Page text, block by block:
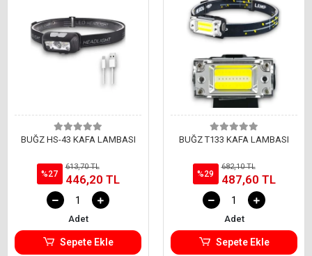
BUĞZ HS-43 KAFA LAMBASI
%27
613,70 TL
446,20 TL
Adet
Sepete Ekle
BUĞZ T133 KAFA LAMBASI
%29
682,10 TL
487,60 TL
Adet
Sepete Ekle